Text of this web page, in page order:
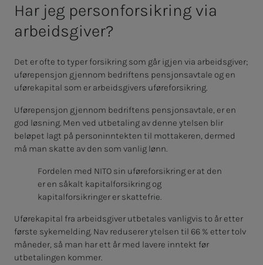
Har jeg personforsikring via
arbeidsgiver?
Det er ofte to typer forsikring som går igjen via arbeidsgiver;
uførepensjon gjennom bedriftens pensjonsavtale og en
uførekapital som er arbeidsgivers uføreforsikring.
Uførepensjon gjennom bedriftens pensjonsavtale, er en
god løsning. Men ved utbetaling av denne ytelsen blir
beløpet lagt på personinntekten til mottakeren, dermed
må man skatte av den som vanlig lønn.
Fordelen med NITO sin uføreforsikring er at den
er en såkalt kapitalforsikring og
kapitalforsikringer er skattefrie.
Uførekapital fra arbeidsgiver utbetales vanligvis to år etter
første sykemelding. Nav reduserer ytelsen til 66 % etter tolv
måneder, så man har ett år med lavere inntekt før
utbetalingen kommer.